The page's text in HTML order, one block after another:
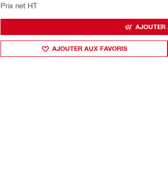
Prix net HT
AJOUTER
AJOUTER AUX FAVORIS